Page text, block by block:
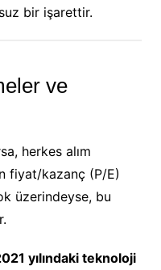
bir işarettir.
ve
herkes alım
fiyat/kazanç (P/E)
üzerindeyse, bu
yılındaki teknoloji